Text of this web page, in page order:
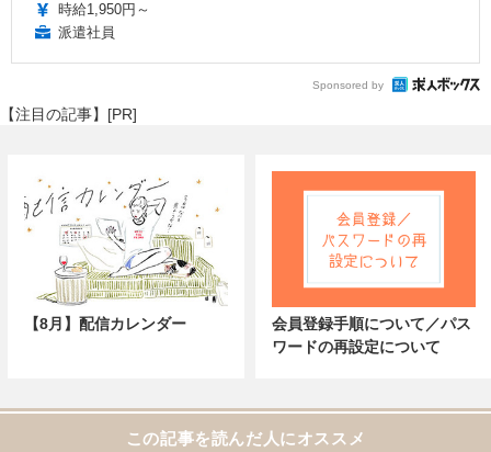
時給1,950円～
派遣社員
Sponsored by
【注目の記事】[PR]
【8月】配信カレンダー
会員登録手順について／パス
ワードの再設定について
この記事を読んだ人にオススメ